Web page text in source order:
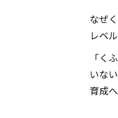
なぜ
レベ
「く
いな
育成